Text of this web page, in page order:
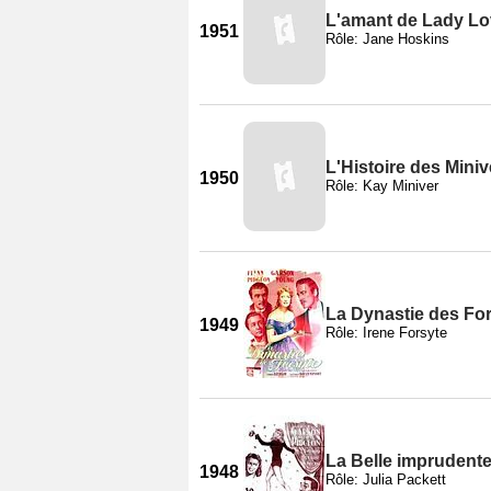
1951
L'amant de Lady
Rôle: Jane Hoskins
1950
L'Histoire des
Rôle: Kay Miniver
1949
La Dynastie des
Rôle: Irene Forsyte
1948
La Belle imprudente
Rôle: Julia Packett